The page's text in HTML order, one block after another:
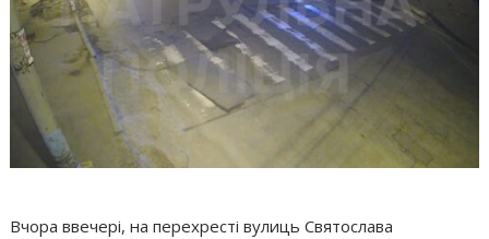
Вчора ввечері, на перехресті вулиць Святослава